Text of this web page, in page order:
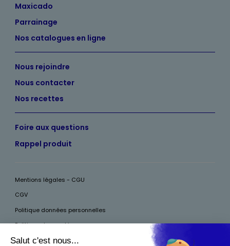
Maxicado
Parrainage
Nos catalogues en ligne
Nous rejoindre
Nous contacter
Nos recettes
Foire aux questions
Rappel produit
Mentions légales - CGU
CGV
Politique données personnelles
Politique des cookies
Accessibilité